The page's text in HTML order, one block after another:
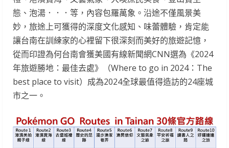
態、泡湯．．．等，內容包羅萬象。沿途不僅風景美
妙，旅途上可獲得的深度文化感知、味蕾體驗，肯定能
讓台南在訓練家的心裡留下很深刻而美好的旅遊記憶，
從而印證為何台南會獲美國有線新聞網CNN選為《2024
年旅遊勝地：最佳去處》（Where to go in 2024：The
best place to visit）成為2024全球最值得造訪的24座城
市之一。